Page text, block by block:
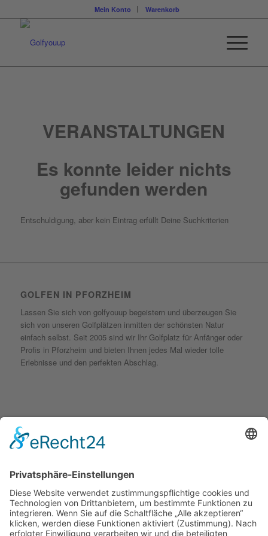
Mein Konto Warenkorb
VERANSTALTUNGEN
Es konnte leider nichts
gefunden werden
Entschuldigung, aber kein Eintrag erfüllt Deine Suchkriterien
GOLFEN IN PFORZHEIM
Lassen Sie sich von golfyouup begeistern und überzeugen Sie
sich von unseren Golfplätzen inmitten der schönsten Natur
einfach selbst. Seit 2005 sind wir Ihr Golfplatz für Anfänger oder
Profis in Pforzheim und bieten Ihnen jedes Mal wieder tolle
Erlebnisse und den perfekten Abschlag.
KONTAKT
golfyouup GmbH
75248 Ölbronn Dürrn
Telefon: 07237 – 484000
Telefax: 07237 – 484001
E-Mail:info@golfyouup.de